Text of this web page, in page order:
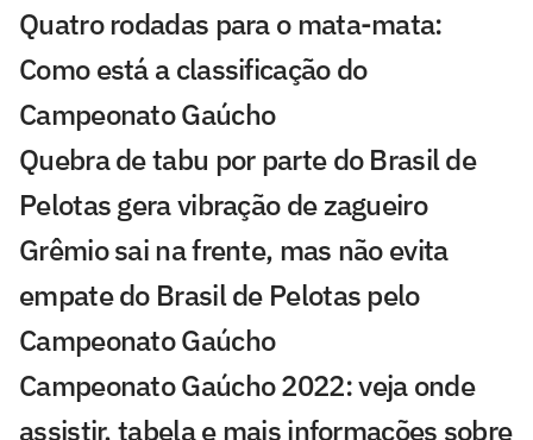
Quatro rodadas para o mata-mata:
Como está a classificação do
Campeonato Gaúcho
Quebra de tabu por parte do Brasil de
Pelotas gera vibração de zagueiro
Grêmio sai na frente, mas não evita
empate do Brasil de Pelotas pelo
Campeonato Gaúcho
Campeonato Gaúcho 2022: veja onde
assistir, tabela e mais informações sobre